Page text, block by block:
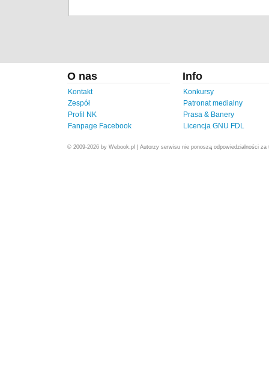
O nas
Kontakt
Zespół
Profil NK
Fanpage Facebook
Info
Konkursy
Patronat medialny
Prasa & Banery
Licencja GNU FDL
© 2009-2026 by Webook.pl | Autorzy serwisu nie ponoszą odpowiedzialności